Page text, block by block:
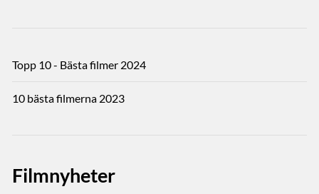
Topp 10 - Bästa filmer 2024
10 bästa filmerna 2023
Filmnyheter